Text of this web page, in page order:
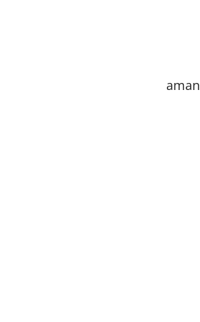
dengan aman & nyaman
ukuran pinggang kamu